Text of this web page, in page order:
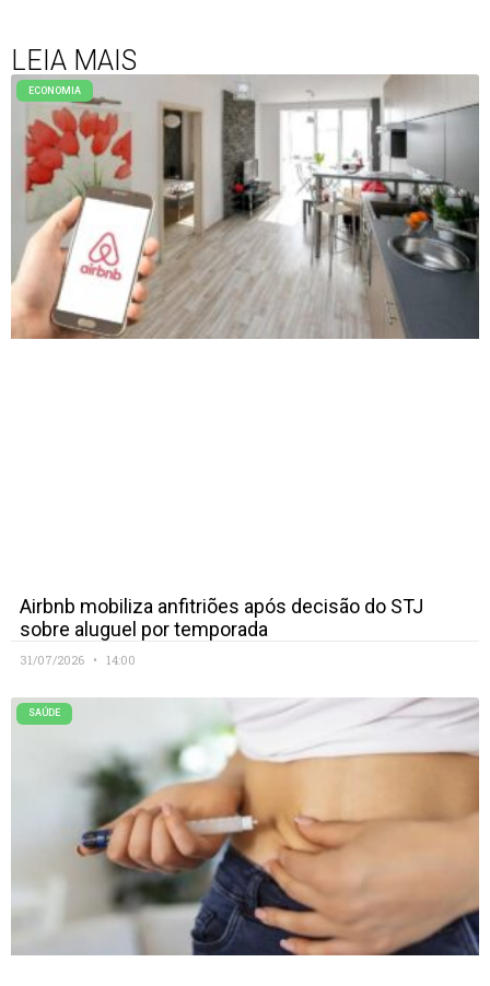
LEIA MAIS
ECONOMIA
Airbnb mobiliza anfitriões após decisão do STJ
sobre aluguel por temporada
31/07/2026 14:00
SAÚDE